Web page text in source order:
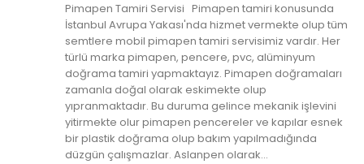
Pimapen Tamiri Servisi Pimapen tamiri konusunda
İstanbul Avrupa Yakası'nda hizmet vermekte olup tüm
semtlere mobil pimapen tamiri servisimiz vardır. Her
türlü marka pimapen, pencere, pvc, alüminyum
doğrama tamiri yapmaktayız. Pimapen doğramaları
zamanla doğal olarak eskimekte olup
yıpranmaktadır. Bu duruma gelince mekanik işlevini
yitirmekte olur pimapen pencereler ve kapılar esnek
bir plastik doğrama olup bakım yapılmadığında
düzgün çalışmazlar. Aslanpen olarak...